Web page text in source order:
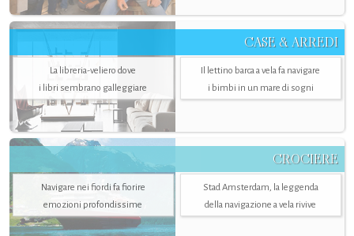
CASE & ARREDI
La libreria-veliero dove
i libri sembrano galleggiare
Il lettino barca a vela fa navigare
i bimbi in un mare di sogni
CROCIERE
Navigare nei fiordi fa fiorire
emozioni profondissime
Stad Amsterdam, la leggenda
della navigazione a vela rivive